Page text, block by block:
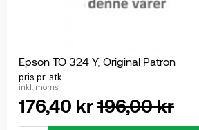
Epson TO 324 Y, Original Patron
pris pr. stk.
inkl. moms
176,40 kr196,00 kr